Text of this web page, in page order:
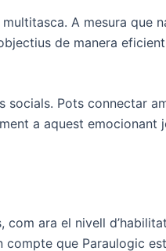
A mesura que
de manera
Pots connectar
a aquest emocionant
ara el nivell
que Paraulogic